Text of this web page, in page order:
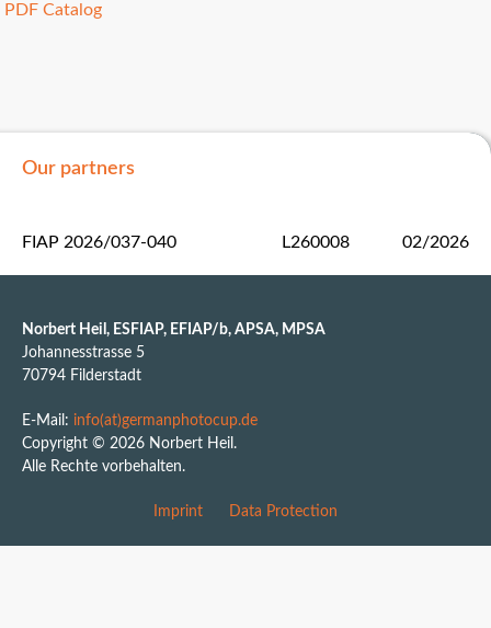
PDF Catalog
Our partners
FIAP 2026/037-040 L260008 02/2026
Norbert Heil, ESFIAP, EFIAP/b, APSA, MPSA
Johannesstrasse 5
70794 Filderstadt
E-Mail: info(at)germanphotocup.de
Copyright © 2026 Norbert Heil.
Alle Rechte vorbehalten.
Imprint Data Protection